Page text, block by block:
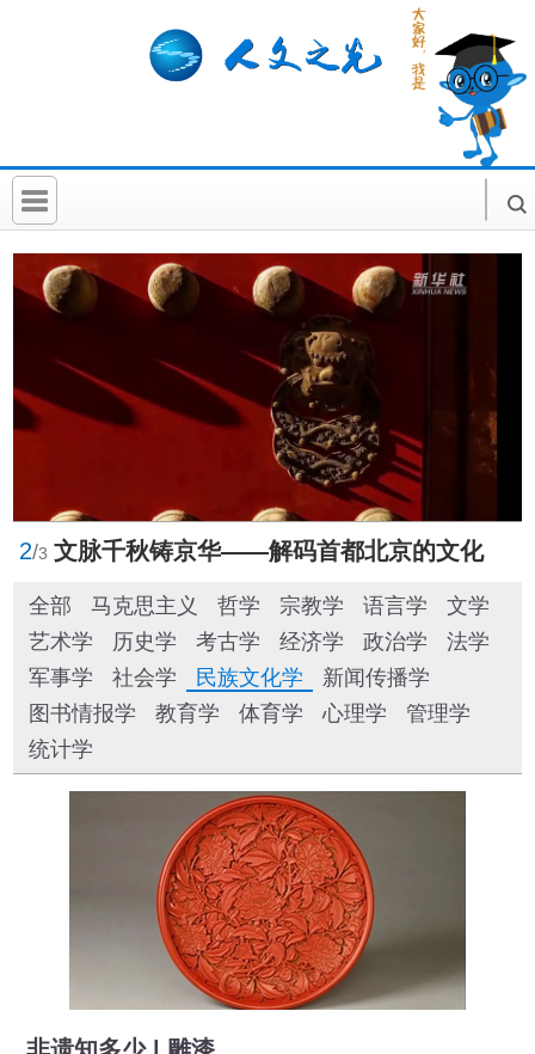
首 页
社科要闻
社科卡片
2/3 文脉千秋铸京华——解码首都北京的文化自信样本
全部 马克思主义 哲学 宗教学 语言学
文学
艺术学
历史学 考古学 经济学 政治学
法学
军事学
社会学 民族文化学
新闻传播学
图书情报学
教育学 体育学 心理学
管理学
统计学